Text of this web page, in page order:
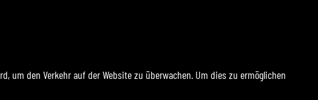
um den Verkehr auf der Website zu überwachen. Um dies zu ermöglichen